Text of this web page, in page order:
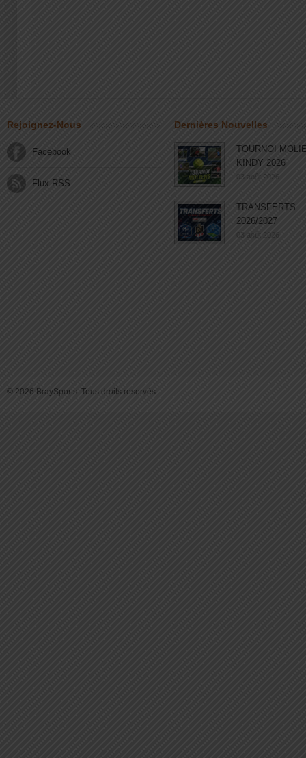
Rejoignez-Nous
Facebook
Flux RSS
Dernières Nouvelles
TOURNOI
KINDY 2026
03 août 2026
TRANSFERTS
2026/2027
03 août 2026
© 2026 BraySports. Tous droits reservés.